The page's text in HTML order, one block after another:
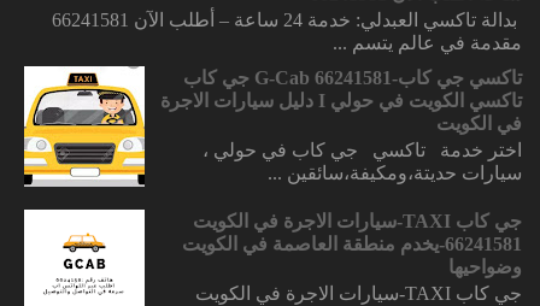
بدالة تاكسي العبدلي: خدمة 24 ساعة – أطلب الآن 66241581
مقدمة في عالم يتسم ...
تاكسي جي كاب-66241581 G-Cab جي كاب
تاكسي الكويت في حولي I دليل سيارات الاجرة
في الكويت
اختر خدمة تاكسي جي كاب في حولي ،
سيارات حديتة،ومكيفة،سائقين ...
جي كاب TAXI-سيارات الاجرة في الكويت
66241581-يخدم منطقة العاصمة في الكويت
وضواحيها
جي كاب TAXI-سيارات الاجرة في الكويت